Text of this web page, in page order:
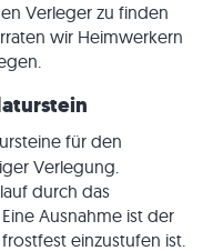
Verleger zu finden
wir Heimwerkern
für den
Verlegung.
durch das
Ausnahme ist der
einzustufen ist.